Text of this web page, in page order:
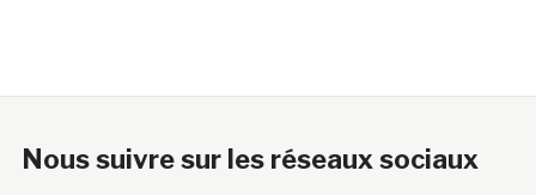
Nous suivre sur les réseaux sociaux